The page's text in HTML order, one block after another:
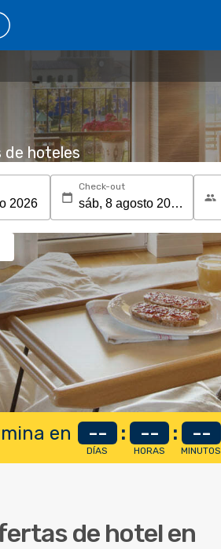
de hoteles
Check-out
en --
DÍAS
: --
HORAS
: --
MINUTOS
de hotel en